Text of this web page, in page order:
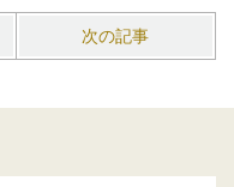
次の記事